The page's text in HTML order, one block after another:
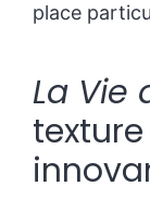
place
La Vie